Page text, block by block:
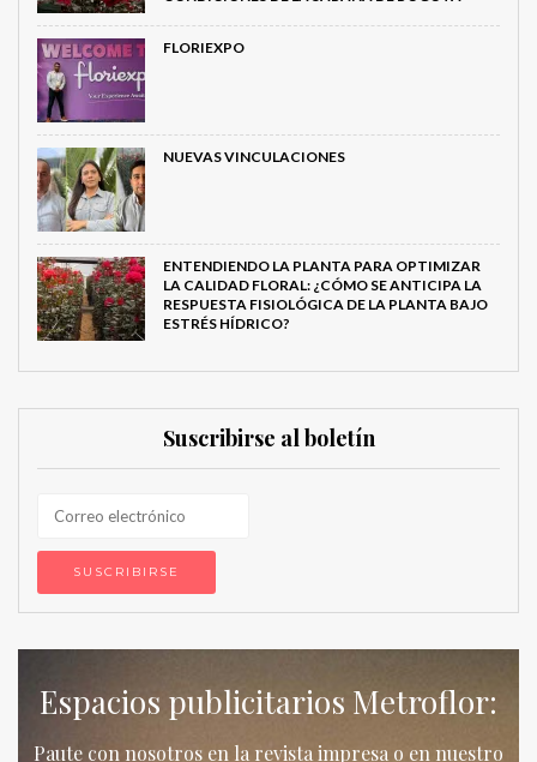
FLORIEXPO
NUEVAS VINCULACIONES
ENTENDIENDO LA PLANTA PARA OPTIMIZAR
LA CALIDAD FLORAL: ¿CÓMO SE ANTICIPA LA
RESPUESTA FISIOLÓGICA DE LA PLANTA BAJO
ESTRÉS HÍDRICO?
Suscribirse al boletín
Espacios publicitarios Metroflor:
Paute con nosotros en la revista impresa o en nuestro